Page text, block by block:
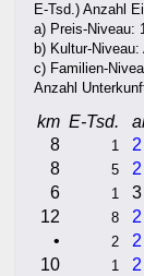
E-Tsd.) Anzahl
a) Preis-Niveau:
b) Kultur-
c) Familien-
Anzahl
km E-Tsd.
8
1 2
8 5 2
6 1
12 8 2
• 2 2
10 1 2